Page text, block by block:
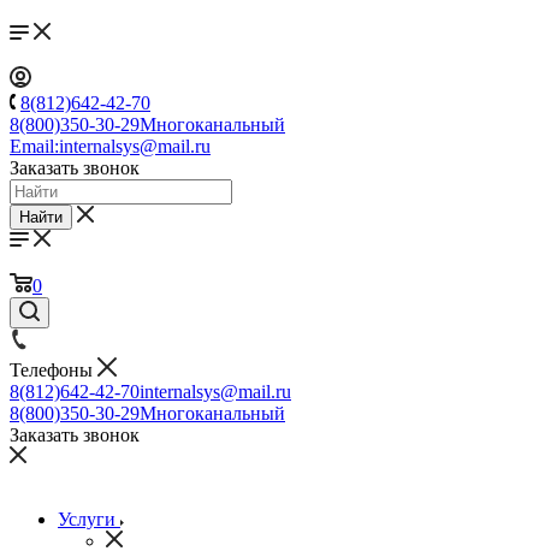
8(812)642-42-70
8(800)350-30-29Многоканальный
Email:internalsys@mail.ru
Заказать звонок
Найти
0
Телефоны
8(812)642-42-70internalsys@mail.ru
8(800)350-30-29Многоканальный
Заказать звонок
Услуги